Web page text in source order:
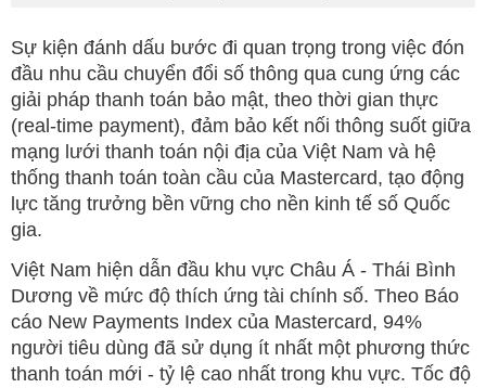
Sự kiện đánh dấu bước đi quan trọng trong việc đón
đầu nhu cầu chuyển đổi số thông qua cung ứng các
giải pháp thanh toán bảo mật, theo thời gian thực
(real-time payment), đảm bảo kết nối thông suốt giữa
mạng lưới thanh toán nội địa của Việt Nam và hệ
thống thanh toán toàn cầu của Mastercard, tạo động
lực tăng trưởng bền vững cho nền kinh tế số Quốc
gia.
Việt Nam hiện dẫn đầu khu vực Châu Á - Thái Bình
Dương về mức độ thích ứng tài chính số. Theo Báo
cáo New Payments Index của Mastercard, 94%
người tiêu dùng đã sử dụng ít nhất một phương thức
thanh toán mới - tỷ lệ cao nhất trong khu vực. Tốc độ